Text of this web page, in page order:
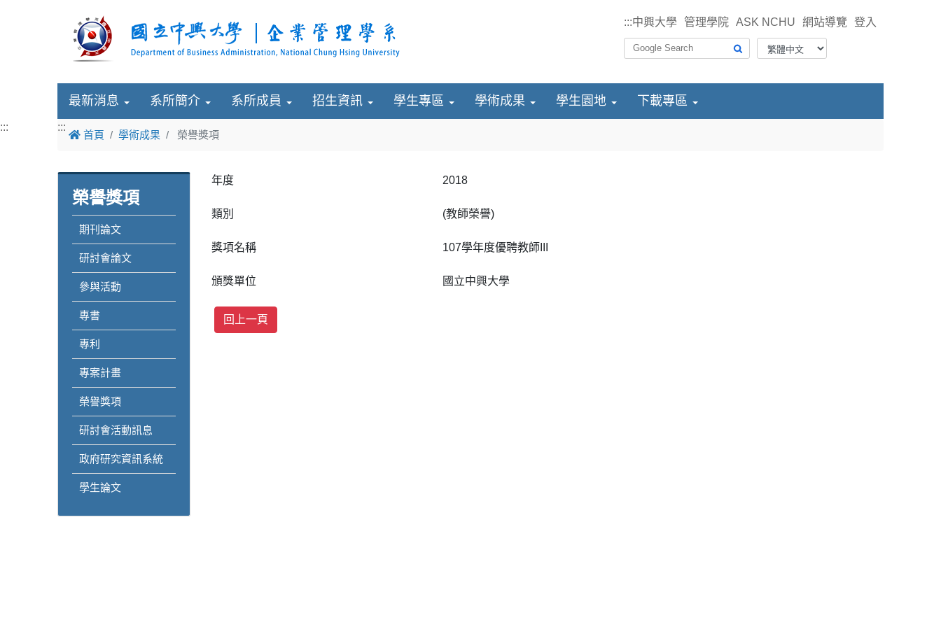
:::中興大學 管理學院 ASK NCHU 網站導覽 登入
最新消息 系所簡介 系所成員 招生資訊 學生專區 學術成果 學生園地 下載專區
::: :::
首頁 學術成果 榮譽獎項
榮譽獎項
期刊論文
研討會論文
參與活動
專書
專利
專案計畫
榮譽獎項
研討會活動訊息
政府研究資訊系統
學生論文
年度 2018
類別 (教師榮譽)
獎項名稱 107學年度優聘教師III
頒獎單位 國立中興大學